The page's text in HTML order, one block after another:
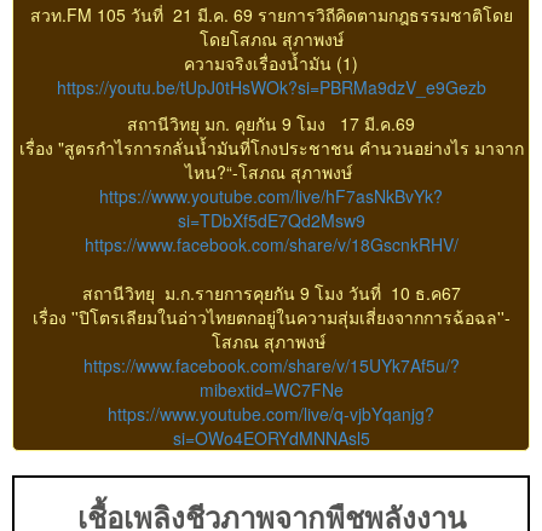
สวท.FM 105 วันที่ 21 มี.ค. 69 รายการวิถีคิดตามกฎธรรมชาติโดย
โดยโสภณ สุภาพงษ์
ความจริงเรื่องน้ำมัน (1)
https://youtu.be/tUpJ0tHsWOk?si=PBRMa9dzV_e9Gezb
สถานีวิทยุ มก. คุยกัน 9 โมง 17 มี.ค.69
เรื่อง "สูตรกำไรการกลั่นน้ำมันที่โกงประชาชน คำนวนอย่างไร มาจาก
ไหน?“-โสภณ​ สุภาพงษ์​
https://www.youtube.com/live/hF7asNkBvYk?
si=TDbXf5dE7Qd2Msw9
https://www.facebook.com/share/v/18GscnkRHV/
สถานีวิทยุ​ ม.ก.รายการคุยกัน 9 โมง วันที่​ 10 ธ.ค67
เรื่อง​ ''​ปิโตรเลียม​ในอ่าวไทยตกอยู่ในความสุ่มเสี่ยงจากการฉ้อฉล''-
โสภณ​ สุภาพงษ์​
https://www.facebook.com/share/v/15UYk7Af5u/?
mibextid=WC7FNe
https://www.youtube.com/live/q-vjbYqanjg?
si=OWo4EORYdMNNAsl5
เชื้อเพลิงชีวภาพจากพืชพลังงาน